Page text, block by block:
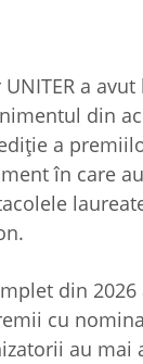
a
din
a
în care
din 2026
cu
au mai